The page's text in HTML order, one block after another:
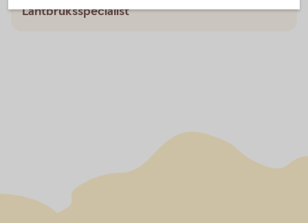
Lantbruksspecialist